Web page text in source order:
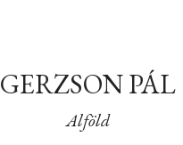
GERZSON PÁL
Alföld